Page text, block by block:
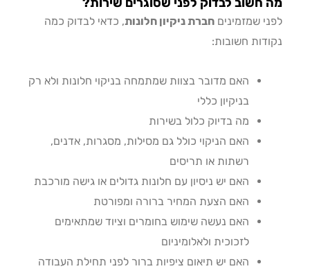
שמזמיניםחברת ניקיון חלונות, כדאי לבדוק כמה
חשובות:
האם מדובר בצוות שמתמחה בניקוי חלונות ולא רק
בניקיון כללי
מה בדיוק כלול בשירות
האם הניקוי כולל גם מסילות, מסגרות, אדנים,
רשתות או תריסים
האם יש ניסיון עם חלונות גדולים או גישה מורכבת
האם הצעת המחיר ברורה ומפורטת
האם נעשה שימוש בחומרים וציוד שמתאימים
לזכוכית ולאלומיניום
האם יש תיאום ציפיות ברור לפני תחילת העבודה